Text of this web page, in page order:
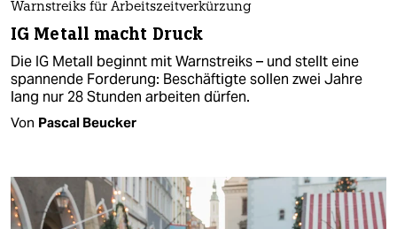
Warnstreiks für Arbeitszeitverkürzung
IG Metall macht Druck
Die IG Metall beginnt mit Warnstreiks – und stellt eine
spannende Forderung: Beschäftigte sollen zwei Jahre
lang nur 28 Stunden arbeiten dürfen.
Von Pascal Beucker